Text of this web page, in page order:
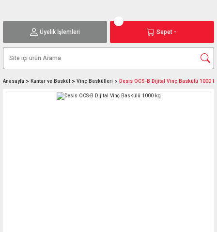
Üyelik İşlemleri Sepet -
Anasayfa Kantar ve Baskül Vinç Baskülleri Desis OCS-B Dijital Vinç Baskülü 1000